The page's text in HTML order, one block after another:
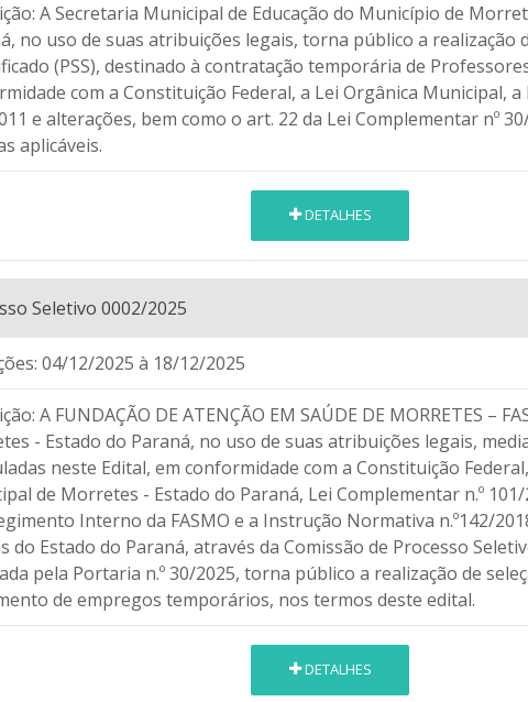
A Secretaria Municipal de Educação do Município de
no uso de suas atribuições legais, torna público a realização
(PSS), destinado à contratação temporária de
com a Constituição Federal, a Lei Orgânica Municipal, a
e alterações, bem como o art. 22 da Lei Complementar nº
aplicáveis.
DETALHES
Seletivo 0002/2025
04/12/2025 à 18/12/2025
A FUNDAÇÃO DE ATENÇÃO EM SAÚDE DE MORRETES –
- Estado do Paraná, no uso de suas atribuições legais,
neste Edital, em conformidade com a Constituição
de Morretes - Estado do Paraná, Lei Complementar n.º 101/
Interno da FASMO e a Instrução Normativa n.º142/
do Estado do Paraná, através da Comissão de Processo
pela Portaria n.º 30/2025, torna público a realização de
de empregos temporários, nos termos deste edital.
DETALHES